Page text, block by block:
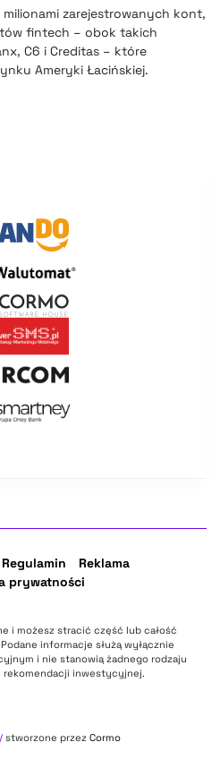
milionami zarejestrowanych kont,
fintech – obok takich
C6 i Creditas – które
Ameryki Łacińskiej.
Regulamin
Reklama
prywatności
i możesz stracić część lub całość
informacje służą wyłącznie
i nie stanowią żadnego rodzaju
rekomendacji inwestycyjnej.
/ stworzone przez Cormo